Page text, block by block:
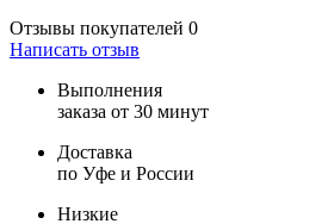
Отзывы покупателей 0
Написать отзыв
Выполнения
заказа от 30 минут
Доставка
по Уфе и России
Низкие